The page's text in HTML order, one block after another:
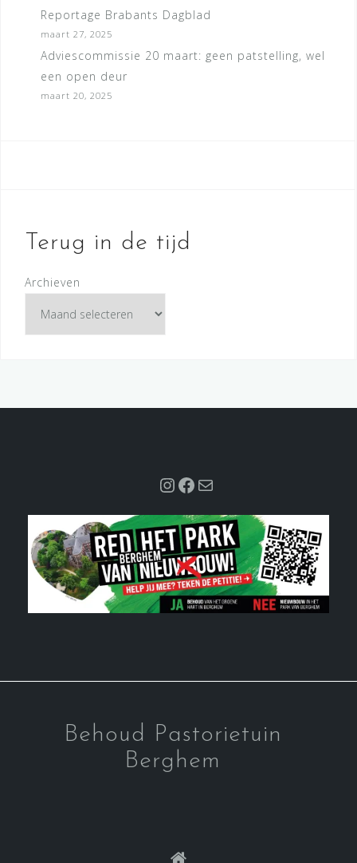
Reportage Brabants Dagblad
maart 27, 2025
Adviescommissie 20 maart: geen patstelling, wel
een open deur
maart 20, 2025
Terug in de tijd
Archieven
Instagram
Facebook
Mail
Behoud Pastorietuin
Berghem